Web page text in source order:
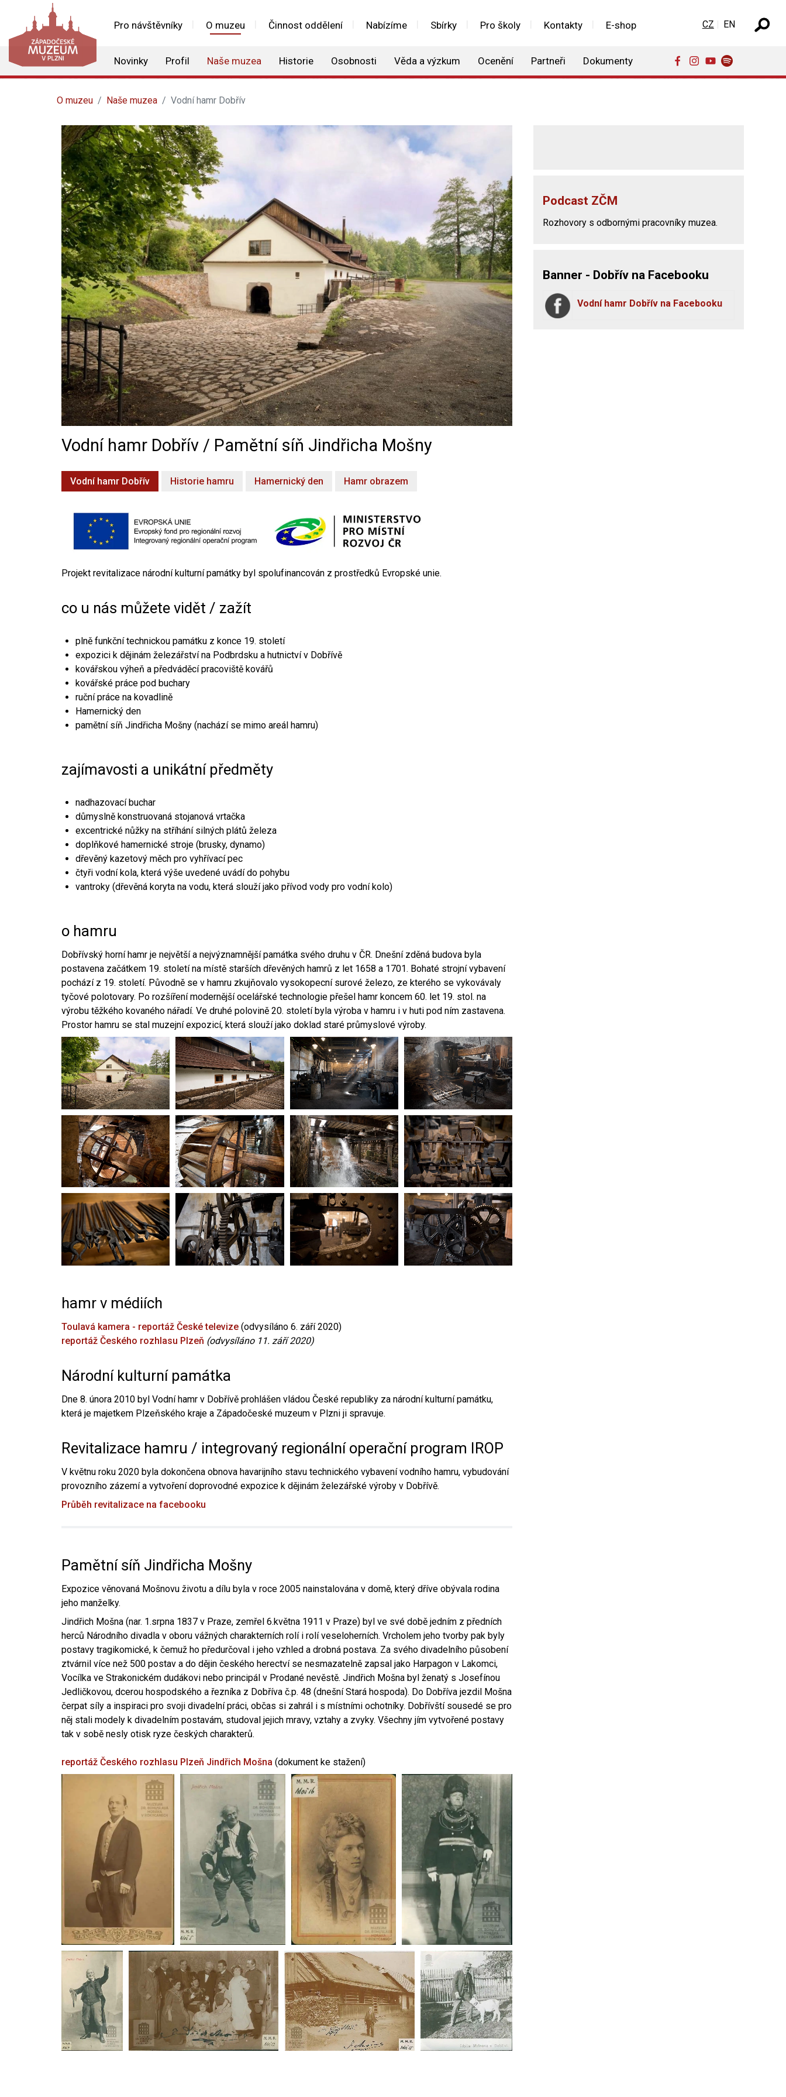
Pro návštěvníky O muzeu Činnost oddělení Nabízíme Sbírky Pro školy Kontakty E-shop
Novinky Profil Naše muzea Historie Osobnosti Věda a výzkum Ocenění Partneři Dokumenty
Zvolte jazyk
CZ EN
O muzeu Naše muzea Vodní hamr Dobřív
Vodní hamr Dobřív / Pamětní síň Jindřicha Mošny
Vodní hamr Dobřív Historie hamru Hamernický den Hamr obrazem
Projekt revitalizace národní kulturní památky byl spolufinancován z prostředků Evropské unie.
co u nás můžete vidět / zažít
plně funkční technickou památku z konce 19. století
expozici k dějinám železářství na Podbrdsku a hutnictví v Dobřívě
kovářskou výheň a předváděcí pracoviště kovářů
kovářské práce pod buchary
ruční práce na kovadlině
Hamernický den
pamětní síň Jindřicha Mošny (nachází se mimo areál hamru)
zajímavosti a unikátní předměty
nadhazovací buchar
důmyslně konstruovaná stojanová vrtačka
excentrické nůžky na stříhání silných plátů železa
doplňkové hamernické stroje (brusky, dynamo)
dřevěný kazetový měch pro vyhřívací pec
čtyři vodní kola, která výše uvedené uvádí do pohybu
vantroky (dřevěná koryta na vodu, která slouží jako přívod vody pro vodní kolo)
o hamru
Dobřívský horní hamr je největší a nejvýznamnější památka svého druhu v ČR. Dnešní zděná budova byla
postavena začátkem 19. století na místě starších dřevěných hamrů z let 1658 a 1701. Bohaté strojní vybavení
pochází z 19. století. Původně se v hamru zkujňovalo vysokopecní surové železo, ze kterého se vykovávaly
tyčové polotovary. Po rozšíření modernější ocelářské technologie přešel hamr koncem 60. let 19. stol. na
výrobu těžkého kovaného nářadí. Ve druhé polovině 20. století byla výroba v hamru i v huti pod ním zastavena.
Prostor hamru se stal muzejní expozicí, která slouží jako doklad staré průmyslové výroby.
hamr v médiích
Toulavá kamera - reportáž České televize (odvysíláno 6. září 2020)
reportáž Českého rozhlasu Plzeň (odvysíláno 11. září 2020)
Národní kulturní památka
Dne 8. února 2010 byl Vodní hamr v Dobřívě prohlášen vládou České republiky za národní kulturní památku,
která je majetkem Plzeňského kraje a Západočeské muzeum v Plzni ji spravuje.
Revitalizace hamru / integrovaný regionální operační program IROP
V květnu roku 2020 byla dokončena obnova havarijního stavu technického vybavení vodního hamru, vybudování
provozního zázemí a vytvoření doprovodné expozice k dějinám železářské výroby v Dobřívě.
Průběh revitalizace na facebooku
Pamětní síň Jindřicha Mošny
Expozice věnovaná Mošnovu životu a dílu byla v roce 2005 nainstalována v domě, který dříve obývala rodina
jeho manželky.
Jindřich Mošna (nar. 1.srpna 1837 v Praze, zemřel 6.května 1911 v Praze) byl ve své době jedním z předních
herců Národního divadla v oboru vážných charakterních rolí i rolí veseloherních. Vrcholem jeho tvorby pak byly
postavy tragikomické, k čemuž ho předurčoval i jeho vzhled a drobná postava. Za svého divadelního působení
ztvárnil více než 500 postav a do dějin českého herectví se nesmazatelně zapsal jako Harpagon v Lakomci,
Vocílka ve Strakonickém dudákovi nebo principál v Prodané nevěstě. Jindřich Mošna byl ženatý s Josefínou
Jedličkovou, dcerou hospodského a řezníka z Dobříva č.p. 48 (dnešní Stará hospoda). Do Dobříva jezdil Mošna
čerpat síly a inspiraci pro svoji divadelní práci, občas si zahrál i s místními ochotníky. Dobřívští sousedé se pro
něj stali modely k divadelním postavám, studoval jejich mravy, vztahy a zvyky. Všechny jím vytvořené postavy
tak v sobě nesly otisk ryze českých charakterů.
reportáž Českého rozhlasu Plzeň Jindřich Mošna (dokument ke stažení)
Podcast ZČM
Rozhovory s odbornými pracovníky muzea.
Banner - Dobřív na Facebooku
Vodní hamr Dobřív na Facebooku